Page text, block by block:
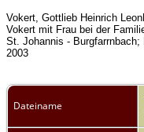
Vokert, Gottlieb Heinrich
Vokert mit Frau bei der
St. Johannis -
2003
Dateiname